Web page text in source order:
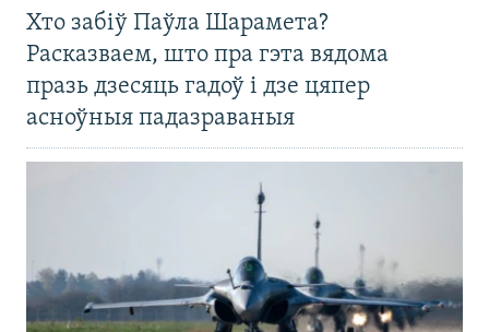
Хто забіў Паўла Шарамета?
Расказваем, што пра гэта вядома
празь дзесяць гадоў і дзе цяпер
асноўныя падазраваныя